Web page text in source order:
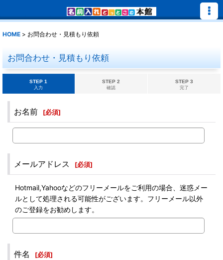
HOME > お問合わせ・見積もり依頼
お問合わせ・見積もり依頼
STEP 1
入力
STEP 2
確認
STEP 3
完了
お名前 [必須]
メールアドレス [必須]
Hotmail,Yahooなどのフリーメールをご利用の場合、迷惑メー
ルとして処理される可能性がございます。フリーメール以外
のご登録をお勧めします。
件名 [必須]